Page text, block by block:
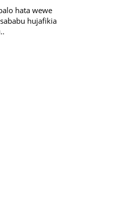
hata wewe
hujafikia